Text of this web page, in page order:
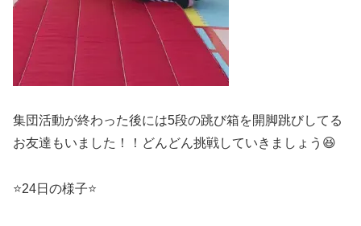
集団活動が終わった後には5段の跳び箱を開脚跳びしてる
お友達もいました！！どんどん挑戦していきましょう😆
⭐24日の様子⭐